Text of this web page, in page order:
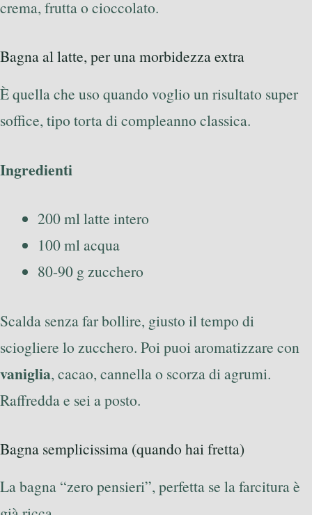
crema, frutta o cioccolato.
Bagna al latte, per una morbidezza extra
È quella che uso quando voglio un risultato super
soffice, tipo torta di compleanno classica.
Ingredienti
200 ml latte intero
100 ml acqua
80-90 g zucchero
Scalda senza far bollire, giusto il tempo di
sciogliere lo zucchero. Poi puoi aromatizzare con
vaniglia, cacao, cannella o scorza di agrumi.
Raffredda e sei a posto.
Bagna semplicissima (quando hai fretta)
La bagna “zero pensieri”, perfetta se la farcitura è